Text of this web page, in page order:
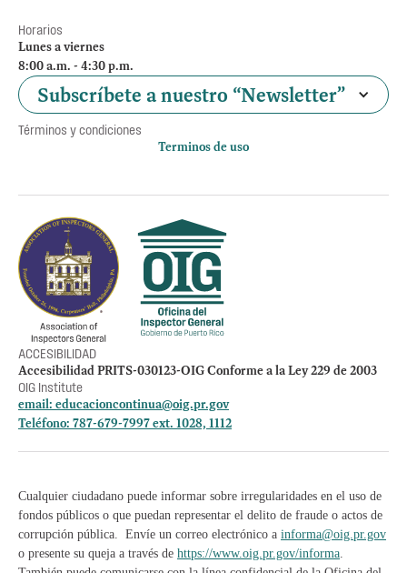
Horarios
Lunes a viernes
8:00 a.m. - 4:30 p.m.
Subscríbete a nuestro “Newsletter”
Términos y condiciones
Terminos de uso
Empleos
Preguntas Frecuentes
Acceso a la información Pública
Manténte informado
ACCESIBILIDAD
Accesibilidad PRITS-030123-OIG Conforme a la Ley 229 de 2003
OIG Institute
email: educacioncontinua@oig.pr.gov
Teléfono: 787-679-7997 ext. 1028, 1112
Cualquier ciudadano puede informar sobre irregularidades en el uso de
fondos públicos o que puedan representar el delito de fraude o actos de
corrupción pública. Envíe un correo electrónico a informa@oig.pr.gov
o presente su queja a través de https://www.oig.pr.gov/informa.